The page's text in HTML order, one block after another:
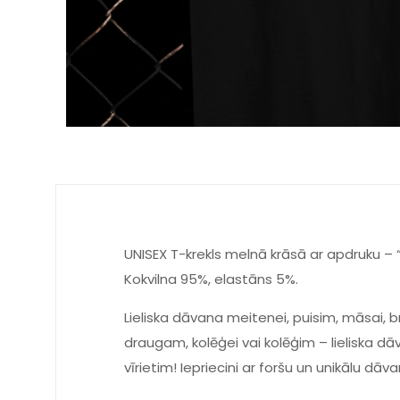
UNISEX T-krekls melnā krāsā ar apdruku –
Kokvilna 95%, elastāns 5%.
Lieliska dāvana meitenei, puisim, māsai,
draugam, kolēģei vai kolēģim – lieliska
vīrietim! Iepriecini ar foršu un unikālu